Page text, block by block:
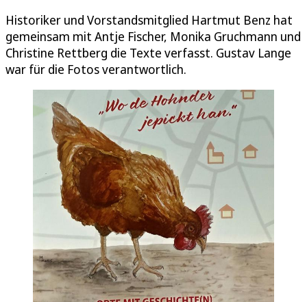
Historiker und Vorstandsmitglied Hartmut Benz hat
gemeinsam mit Antje Fischer, Monika Gruchmann und
Christine Rettberg die Texte verfasst. Gustav Lange
war für die Fotos verantwortlich.